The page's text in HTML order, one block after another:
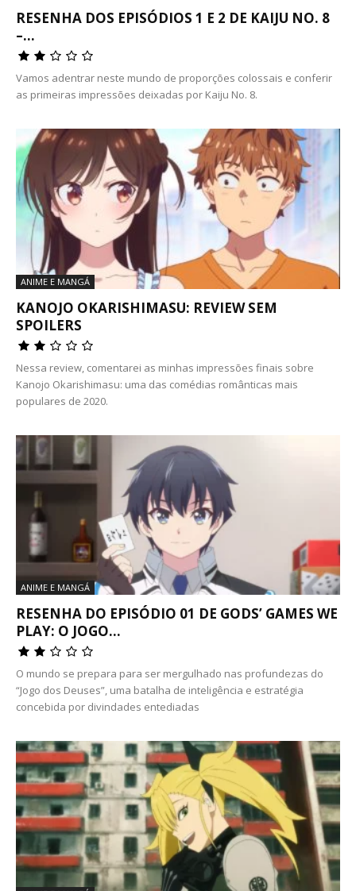
RESENHA DOS EPISÓDIOS 1 E 2 DE KAIJU NO. 8
–...
Vamos adentrar neste mundo de proporções colossais e conferir
as primeiras impressões deixadas por Kaiju No. 8.
ANIME E MANGÁ
KANOJO OKARISHIMASU: REVIEW SEM
SPOILERS
Nessa review, comentarei as minhas impressões finais sobre
Kanojo Okarishimasu: uma das comédias românticas mais
populares de 2020.
ANIME E MANGÁ
RESENHA DO EPISÓDIO 01 DE GODS’ GAMES WE
PLAY: O JOGO...
O mundo se prepara para ser mergulhado nas profundezas do
“Jogo dos Deuses”, uma batalha de inteligência e estratégia
concebida por divindades entediadas